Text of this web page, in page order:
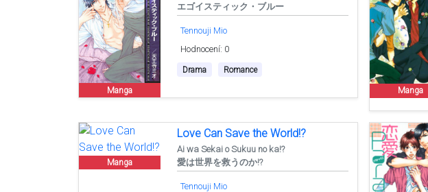
Manga
エゴイスティック・ブルー
Tennouji Mio
Hodnocení: 0
Drama Romance
Manga
Manga
Love Can Save the World!?
Ai wa Sekai o Sukuu no ka!?
愛は世界を救うのか!?
Tennouji Mio